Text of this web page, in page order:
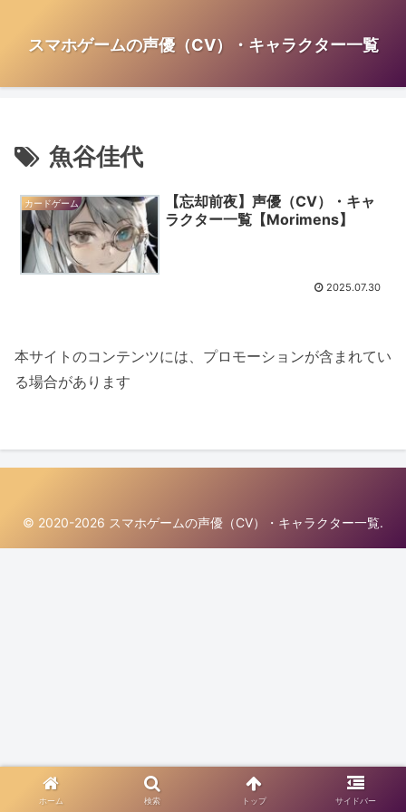
スマホゲームの声優（CV）・キャラクター一覧
魚谷佳代
カードゲーム
【忘却前夜】声優（CV）・キャ
ラクター一覧【Morimens】
2025.07.30
本サイトのコンテンツには、プロモーションが含まれてい
る場合があります
© 2020-2026 スマホゲームの声優（CV）・キャラクター一覧.
ホーム 検索 トップ サイドバー